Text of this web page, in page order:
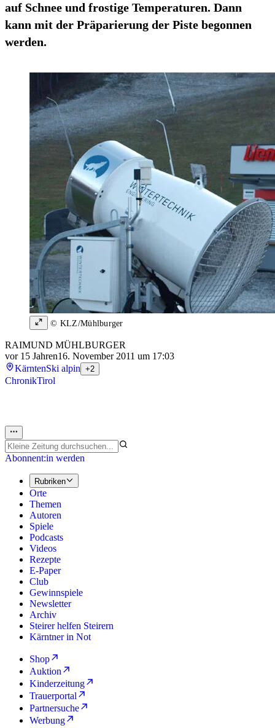
auf Schnee und frostige Temperaturen. Dann
kann mit der Präparierung der Piste begonnen
werden.
© KLZ/Mühlburger
RAIMUND MÜHLBURGER
vor 15 Jahren16. November 2011 um 17:03
KärntenSki alpin +2
ChronikTirol
Abonnent:in werden
Rubriken
Orte
Themen
Autoren
Spiele
Podcasts
Videos
Rezepte
E-Paper
Club
Gewinnspiele
Newsletter
Archiv
Steirer helfen Steirern
Kärntner in Not
Shop
Auktion
Kinderzeitung
Trauerportal
Partnersuche
Werbung